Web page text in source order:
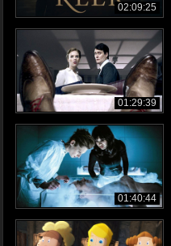
02:09:25
01:29:39
01:40:44